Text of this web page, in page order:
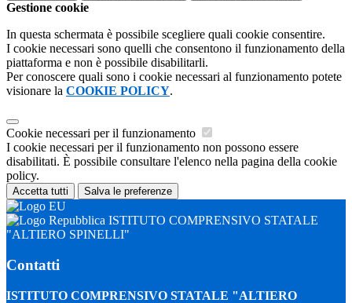
Gestione cookie
In questa schermata è possibile scegliere quali cookie consentire.
I cookie necessari sono quelli che consentono il funzionamento della
piattaforma e non è possibile disabilitarli.
Per conoscere quali sono i cookie necessari al funzionamento potete
visionare la COOKIE POLICY.
Cookie necessari per il funzionamento
I cookie necessari per il funzionamento non possono essere
disabilitati. È possibile consultare l'elenco nella pagina della cookie
policy.
Accetta tutti Salva le preferenze
ISTITUTO COMPRENSIVO STATALE
"ALTIERO SPINELLI"
Contatti
ISTITUTO COMPRENSIVO STATALE "ALTIERO